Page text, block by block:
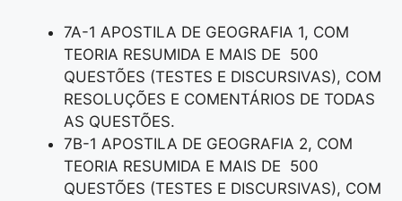
7A-1 APOSTILA DE GEOGRAFIA 1, COM
TEORIA RESUMIDA E MAIS DE 500
QUESTÕES (TESTES E DISCURSIVAS), COM
RESOLUÇÕES E COMENTÁRIOS DE TODAS
AS QUESTÕES.
7B-1 APOSTILA DE GEOGRAFIA 2, COM
TEORIA RESUMIDA E MAIS DE 500
QUESTÕES (TESTES E DISCURSIVAS), COM